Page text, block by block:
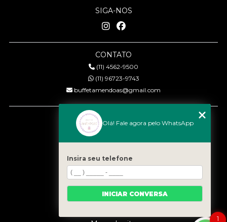
SIGA-NOS
CONTATO
(11) 4562-9500
(11) 96723-9743
buffetamendoas@gmail.com
MENU
Quem somos
Serviços
Eventos
Gastronomia
Contato
1
Olá! Fale agora pelo WhatsApp
Insira seu telefone
INICIAR CONVERSA